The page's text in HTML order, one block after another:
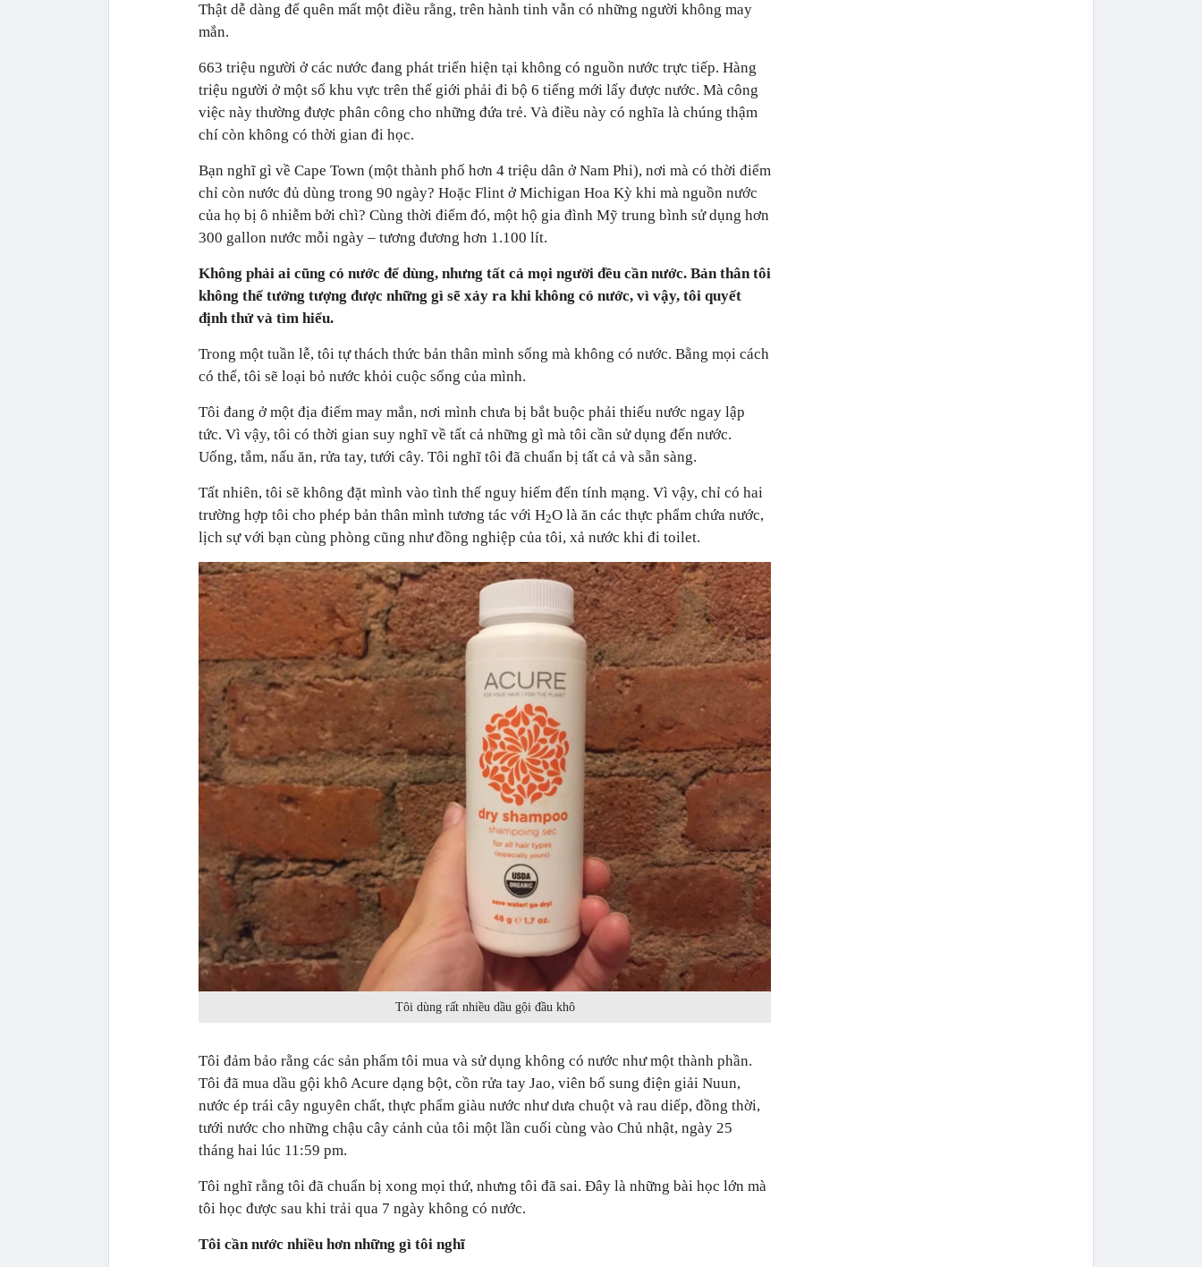
Thật dễ dàng để quên mất một điều rằng, trên hành tinh vẫn có những người không may
mắn.
663 triệu người ở các nước đang phát triển hiện tại không có nguồn nước trực tiếp. Hàng
triệu người ở một số khu vực trên thế giới phải đi bộ 6 tiếng mới lấy được nước. Mà công
việc này thường được phân công cho những đứa trẻ. Và điều này có nghĩa là chúng thậm
chí còn không có thời gian đi học.
Bạn nghĩ gì về Cape Town (một thành phố hơn 4 triệu dân ở Nam Phi), nơi mà có thời điểm
chỉ còn nước đủ dùng trong 90 ngày? Hoặc Flint ở Michigan Hoa Kỳ khi mà nguồn nước
của họ bị ô nhiễm bởi chì? Cùng thời điểm đó, một hộ gia đình Mỹ trung bình sử dụng hơn
300 gallon nước mỗi ngày – tương đương hơn 1.100 lít.
Không phải ai cũng có nước để dùng, nhưng tất cả mọi người đều cần nước. Bản thân tôi
không thể tưởng tượng được những gì sẽ xảy ra khi không có nước, vì vậy, tôi quyết
định thử và tìm hiểu.
Trong một tuần lễ, tôi tự thách thức bản thân mình sống mà không có nước. Bằng mọi cách
có thể, tôi sẽ loại bỏ nước khỏi cuộc sống của mình.
Tôi đang ở một địa điểm may mắn, nơi mình chưa bị bắt buộc phải thiếu nước ngay lập
tức. Vì vậy, tôi có thời gian suy nghĩ về tất cả những gì mà tôi cần sử dụng đến nước.
Uống, tắm, nấu ăn, rửa tay, tưới cây. Tôi nghĩ tôi đã chuẩn bị tất cả và sẵn sàng.
Tất nhiên, tôi sẽ không đặt mình vào tình thế nguy hiếm đến tính mạng. Vì vậy, chỉ có hai
trường hợp tôi cho phép bản thân mình tương tác với H2O là ăn các thực phẩm chứa nước,
lịch sự với bạn cùng phòng cũng như đồng nghiệp của tôi, xả nước khi đi toilet.
Tôi dùng rất nhiều dầu gội đầu khô
Tôi đảm bảo rằng các sản phẩm tôi mua và sử dụng không có nước như một thành phần.
Tôi đã mua dầu gội khô Acure dạng bột, cồn rửa tay Jao, viên bổ sung điện giải Nuun,
nước ép trái cây nguyên chất, thực phẩm giàu nước như dưa chuột và rau diếp, đồng thời,
tưới nước cho những chậu cây cảnh của tôi một lần cuối cùng vào Chủ nhật, ngày 25
tháng hai lúc 11:59 pm.
Tôi nghĩ rằng tôi đã chuẩn bị xong mọi thứ, nhưng tôi đã sai. Đây là những bài học lớn mà
tôi học được sau khi trải qua 7 ngày không có nước.
Tôi cần nước nhiều hơn những gì tôi nghĩ